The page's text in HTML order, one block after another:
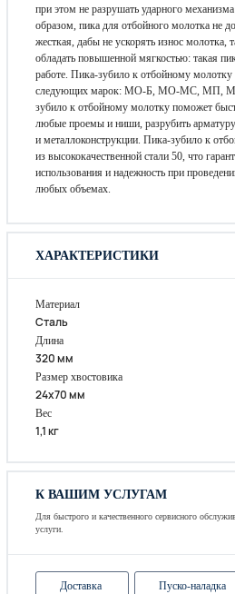
при этом не разрушать ударного
образом, пика для отбойного молотка не
жесткая, дабы не ускорять износ молотка,
обладать повышенной мягкостью: такая
работе. Пика-зубило к отбойному
следующих марок: МО-Б, МО-МС, МП,
зубило к отбойному молотку поможет
любые проемы и ниши, разрубить
и металлоконструкции. Пика-зубило к
из высококачественной стали 50, что
использования и надежность при
любых объемах.
ХАРАКТЕРИСТИКИ
Материал
Сталь
Длина
320 мм
Размер хвостовика
24х70 мм
Вес
1,1 кг
К ВАШИМ УСЛУГАМ
Для быстрого и качественного сервисного
услуги.
Доставка Пуско-наладка